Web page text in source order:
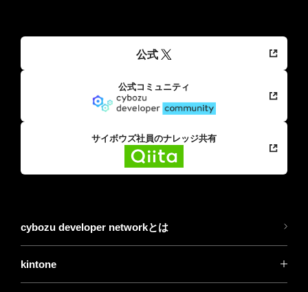
公式
公式コミュニティ
サイボウズ社員のナレッジ共有
cybozu developer networkとは
kintone